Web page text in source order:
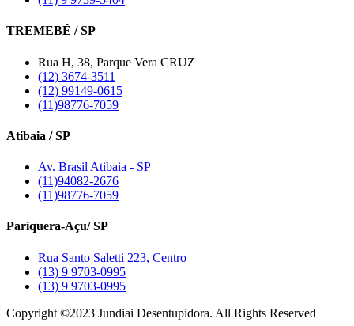
TREMEBÉ / SP
Rua H, 38, Parque Vera CRUZ
(12) 3674-3511
(12) 99149-0615
(11)98776-7059
Atibaia / SP
Av. Brasil Atibaia - SP
(11)94082-2676
(11)98776-7059
Pariquera-Açu/ SP
Rua Santo Saletti 223, Centro
(13) 9 9703-0995
(13) 9 9703-0995
Copyright ©2023 Jundiai Desentupidora. All Rights Reserved